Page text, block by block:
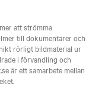
att strömma
till dokumentärer och
rörligt bildmaterial ur
i förvandling och
är ett samarbete mellan